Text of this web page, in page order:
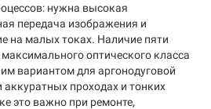
нужна высокая
передача изображения и
на малых токах. Наличие пяти
оптического класса
вариантом для аргонодуговой
аккуратных проходах и тонких
это важно при ремонте,